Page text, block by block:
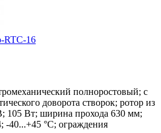
RTC-16
полноростовый; c
доворота створок; ротор из
105 Вт; ширина прохода 630 мм;
-40...+45 °С; ограждения